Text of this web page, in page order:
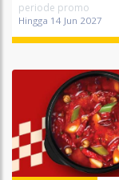
periode promo
Hingga 14 Jun 2027